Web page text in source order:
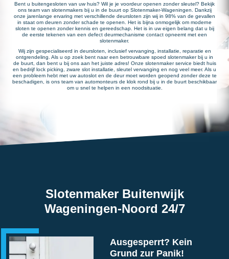
Bent u buitengesloten van uw huis? Wil je je voordeur openen zonder sleutel? Bekijk
ons team van slotenmakers bij u in de buurt op Slotenmaker-Wageningen. Dankzij
onze jarenlange ervaring met verschillende deursloten zijn wij in 98% van de gevallen
in staat om deuren zonder schade te openen. Het is bijna onmogelijk om moderne
sloten te openen zonder kennis en gereedschap. Het is in uw eigen belang dat u bij
de eerste tekenen van een defect deurmechanisme contact opneemt met een
slotenmaker.
Wij zijn gespecialiseerd in deursloten, inclusief vervanging, installatie, reparatie en
ontgrendeling. Als u op zoek bent naar een betrouwbare spoed slotenmaker bij u in
de buurt, dan bent u bij ons aan het juiste adres! Onze slotenmaker service biedt huis
en bedrijf lock picking, zware slot installatie, sleutel vervanging en nog veel meer. Als u
een probleem hebt met uw autoslot en de deur moet worden geopend zonder deze te
beschadigen, is ons team van automonteurs de klok rond bij u in de buurt beschikbaar
om u snel te helpen in een noodsituatie.
Slotenmaker Buitenwijk
Wageningen-Noord 24/7
Ausgesperrt? Kein
Grund zur Panik!